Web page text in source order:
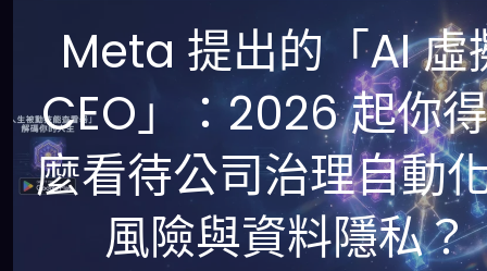
Meta 提出的「AI 虛
CEO」：2026 起你
麼看待公司治理自動
風險與資料隱私？